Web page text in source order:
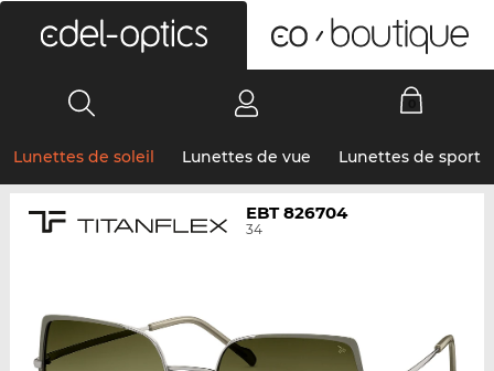
Lunettes de soleil Lunettes de vue Lunettes de sport
EBT 826704
34